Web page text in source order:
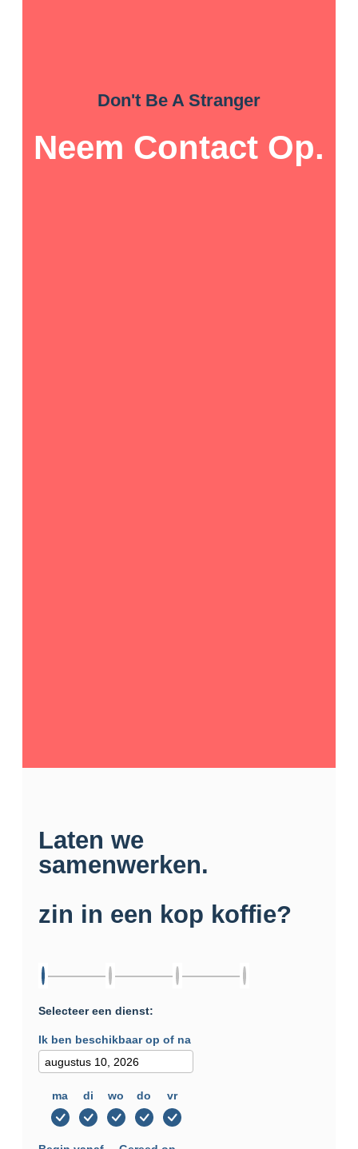
Don't Be A Stranger
Neem Contact Op.
Laten we
samenwerken.
zin in een kop koffie?
Selecteer een dienst:
Ik ben beschikbaar op of na
ma di wo do vr